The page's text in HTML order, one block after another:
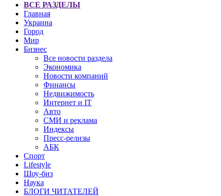
ВСЕ РАЗДЕЛЫ
Главная
Украина
Город
Мир
Бизнес
Все новости раздела
Экономика
Новости компаний
Финансы
Недвижимость
Интернет и IT
Авто
СМИ и реклама
Индексы
Пресс-релизы
АБК
Спорт
Lifestyle
Шоу-биз
Наука
БЛОГИ ЧИТАТЕЛЕЙ